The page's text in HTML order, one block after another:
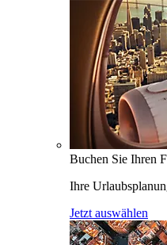
Buchen Sie Ihren
Ihre
Jetzt auswählen